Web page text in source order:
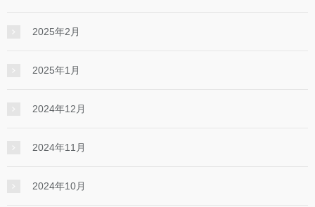
2025年2月
2025年1月
2024年12月
2024年11月
2024年10月